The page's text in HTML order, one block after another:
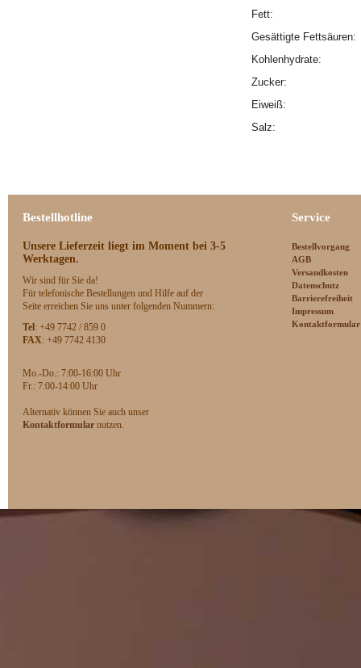
Fett:
Gesättigte
Kohlenhydrate:
Zucker:
Eiweiß:
Salz:
Bestellhotline
Unsere Lieferzeit liegt im Moment bei 3-5
Werktagen.
Wir sind für Sie da!
Für telefonische Bestellungen und Hilfe auf der
Seite erreichen Sie uns unter folgenden Nummern:
Tel: +49 7742 / 859 0
FAX: +49 7742 4130
Mo.-Do.: 7:00-16:00 Uhr
Fr.: 7:00-14:00 Uhr
Alternativ können Sie auch unser
Kontaktformular nutzen.
Service
Bestellvorgang
AGB
Versandkosten
Datenschutz
Barrierefreiheit
Impressum
Kontaktformular